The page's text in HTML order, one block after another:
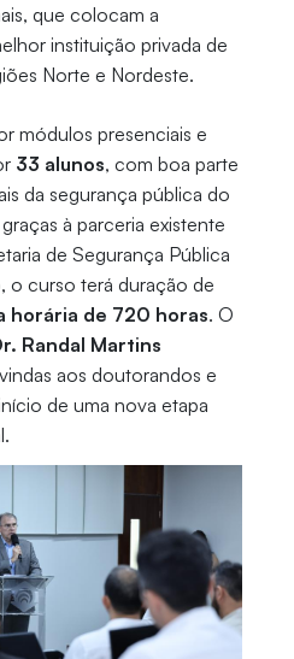
que colocam a
instituição privada de
Norte e Nordeste.
módulos presenciais e
33 alunos, com boa parte
da segurança pública do
à parceria existente
de Segurança Pública
o curso terá duração de
horária de 720 horas. O
Randal Martins
aos doutorandos e
de uma nova etapa